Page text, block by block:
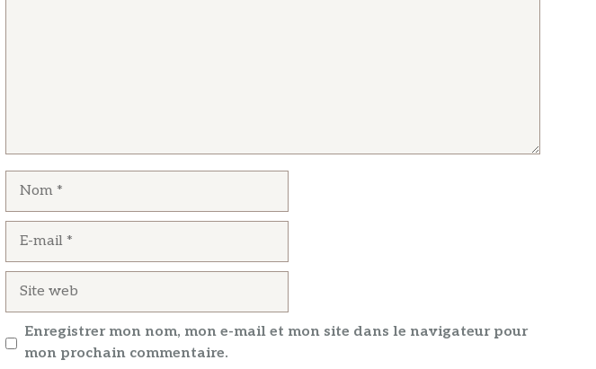
Enregistrer mon nom, mon e-mail et mon site dans le navigateur pour
mon prochain commentaire.